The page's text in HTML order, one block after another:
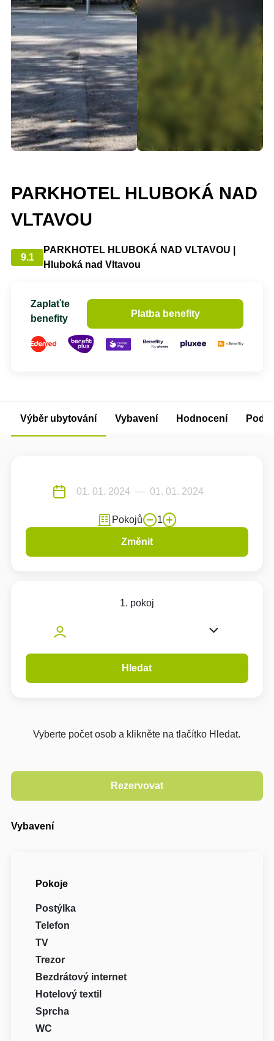
PARKHOTEL HLUBOKÁ NAD
VLTAVOU
9.1
PARKHOTEL HLUBOKÁ NAD VLTAVOU |
Hluboká nad Vltavou
Zaplaťte
benefity
Platba benefity
Výběr ubytování Vybavení Hodnocení
Pokojů 1
Změnit
1. pokoj
Hledat
Vyberte počet osob a klikněte na tlačítko Hledat.
Vybavení
Pokoje
Postýlka
Telefon
TV
Trezor
Bezdrátový internet
Hotelový textil
Sprcha
WC